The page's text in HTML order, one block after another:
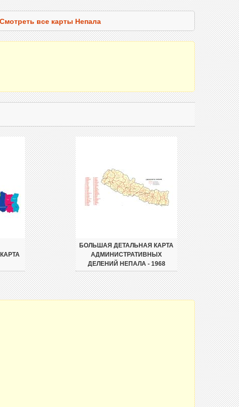
Смотреть все карты Непала
БОЛЬШАЯ ДЕТАЛЬНАЯ КАРТА
АДМИНИСТРАТИВНЫХ
ДЕЛЕНИЙ НЕПАЛА - 1968